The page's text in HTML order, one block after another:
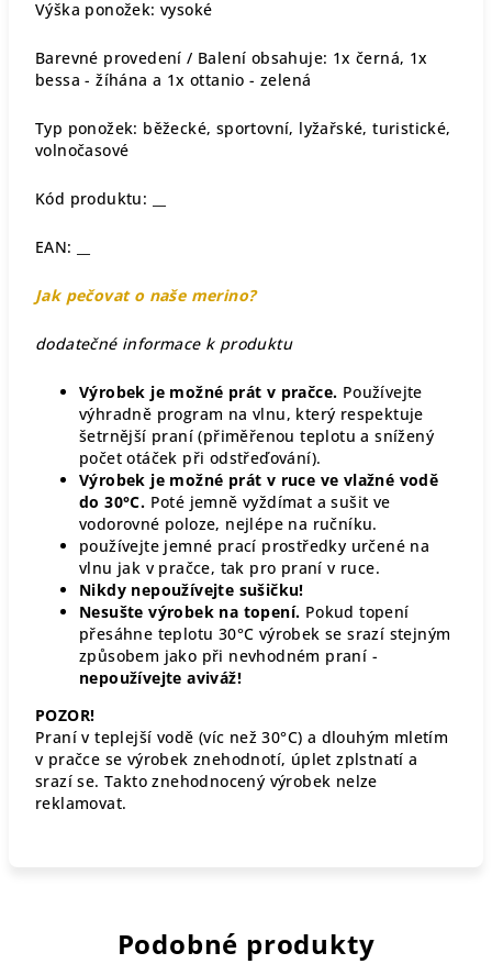
Výška ponožek: vysoké
Barevné provedení / Balení obsahuje: 1x černá, 1x
bessa - žíhána a 1x ottanio - zelená
Typ ponožek: běžecké, sportovní, lyžařské, turistické,
volnočasové
Kód produktu: __
EAN: __
Jak pečovat o naše merino?
dodatečné informace k produktu
Výrobek je možné prát v pračce. Používejte
výhradně program na vlnu, který respektuje
šetrnější praní (přiměřenou teplotu a snížený
počet otáček při odstřeďování).
Výrobek je možné prát v ruce ve vlažné vodě
do 30°C. Poté jemně vyždímat a sušit ve
vodorovné poloze, nejlépe na ručníku.
používejte jemné prací prostředky určené na
vlnu jak v pračce, tak pro praní v ruce.
Nikdy nepoužívejte sušičku!
Nesušte výrobek na topení. Pokud topení
přesáhne teplotu 30°C výrobek se srazí stejným
způsobem jako při nevhodném praní -
nepoužívejte aviváž!
POZOR!
Praní v teplejší vodě (víc než 30°C) a dlouhým mletím
v pračce se výrobek znehodnotí, úplet zplstnatí a
srazí se. Takto znehodnocený výrobek nelze
reklamovat.
Podobné produkty